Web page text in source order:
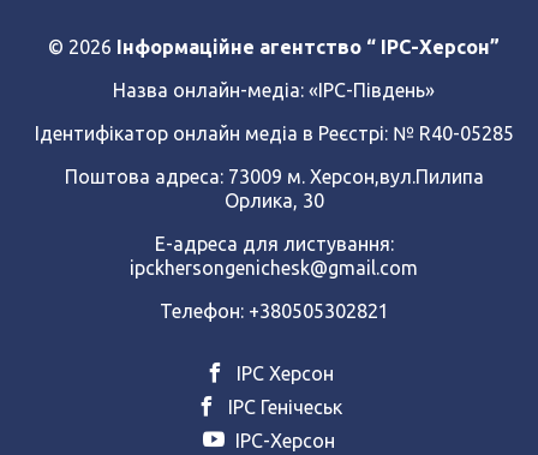
© 2026 Інформаційне агентство “ IPC-Херсон”
Назва онлайн-медіа: «ІРС-Південь»
Ідентифікатор онлайн медіа в Реєстрі: № R40-05285
Поштова адреса: 73009 м. Херсон,вул.Пилипа
Орлика, 30
Е-адреса для листування:
ipckhersongenichesk@gmail.com
Телефон: +380505302821
ІРС Херсон
ІРС Генічеськ
ІРС-Херсон